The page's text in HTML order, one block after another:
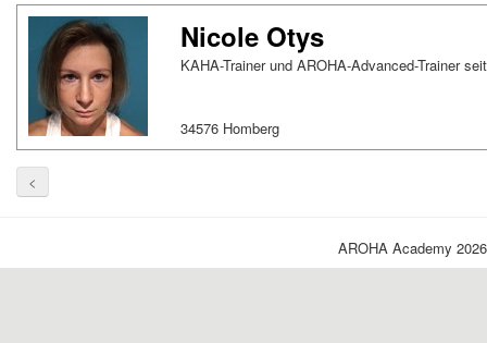
Nicole Otys
KAHA-Trainer und AROHA-Advanced-Trainer
34576 Homberg
<
AROHA Academy